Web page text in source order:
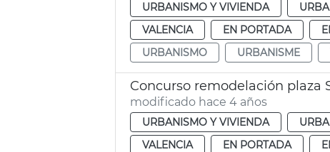
URBANISMO Y VIVIENDA
VALENCIA
EN PORTADA
URBANISMO
URBANISME
Concurso remodelación plaza
modificado hace 4 años
URBANISMO Y VIVIENDA
VALENCIA
EN PORTADA